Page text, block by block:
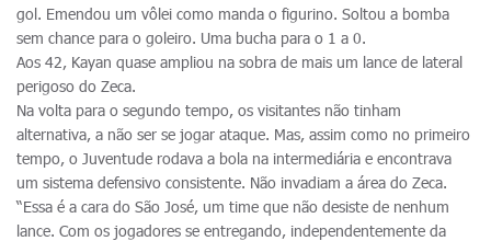
gol. Emendou um vôlei como manda o figurino. Soltou a bomba
sem chance para o goleiro. Uma bucha para o 1 a 0.
Aos 42, Kayan quase ampliou na sobra de mais um lance de lateral
perigoso do Zeca.
Na volta para o segundo tempo, os visitantes não tinham
alternativa, a não ser se jogar ataque. Mas, assim como no primeiro
tempo, o Juventude rodava a bola na intermediária e encontrava
um sistema defensivo consistente. Não invadiam a área do Zeca.
“Essa é a cara do São José, um time que não desiste de nenhum
lance. Com os jogadores se entregando, independentemente da